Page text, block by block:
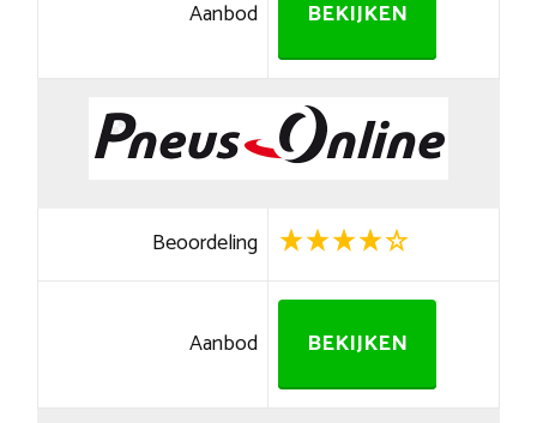
Aanbod BEKIJKEN
Beoordeling
Aanbod BEKIJKEN